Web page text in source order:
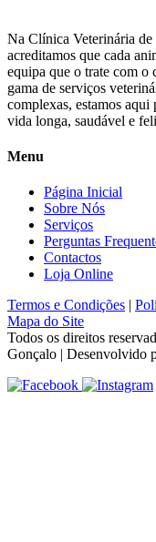
Na Clínica Veterinária
acreditamos que cada
equipa que o trate com o
gama de serviços
complexas, estamos aqui
vida longa, saudável e
Menu
Página Inicial
Sobre Nós
Serviços
Perguntas
Contactos
Loja Online
Termos e Condições |
Mapa do Site
Todos os direitos
Gonçalo | Desenvolvido